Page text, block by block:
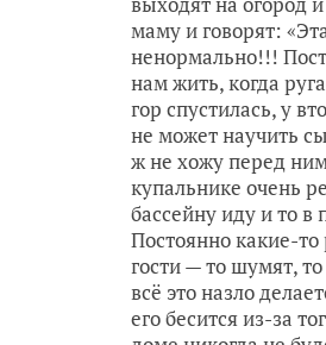
маму и говорят:
ненормально!!!
нам жить, когда
гор спустилась, у
не может научить
ж не хожу перед
купальнике очень
бассейну иду и то в
Постоянно какие-то
гости — то шумят,
всё это назло
его бесится из-за